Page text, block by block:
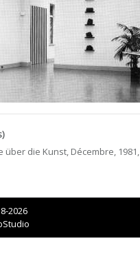
über die Kunst, Décembre, 1981,
2026